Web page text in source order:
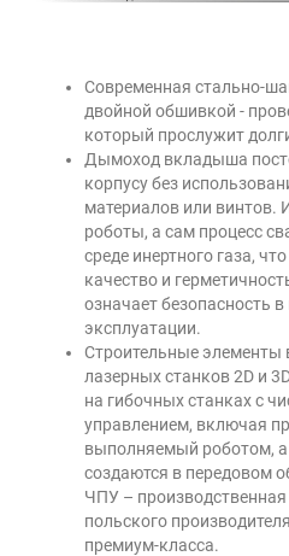
Современная стально-
двойной обшивкой -
который прослужит
Дымоход вкладыша
корпусу без
материалов или винтов.
роботы, а сам процесс
среде инертного газа,
качество и
означает безопасность
эксплуатации.
Строительные
лазерных станков 2D и
на гибочных станках с
управлением, включая
выполняемый роботом,
создаются в передовом
ЧПУ – производственная
польского
премиум-класса.